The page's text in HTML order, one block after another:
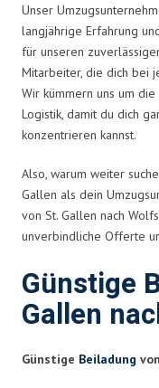
Unser
langjährige Erfahrung
für unseren
Mitarbeiter, die dich bei
Wir kümmern uns um
Logistik, damit du dich
konzentrieren kannst.
Also, warum weiter
Gallen als dein
von St. Gallen nach
unverbindliche Offerte
Günstige
Gallen
Günstige Beiladung